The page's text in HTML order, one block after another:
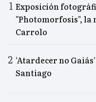
Exposición
"Photomorfosis", la
Carrolo
‘Atardecer no
Santiago